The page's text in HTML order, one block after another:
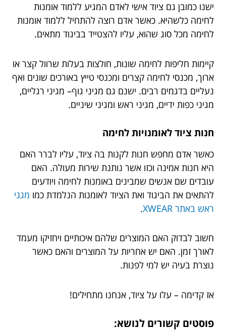
ישנו כמובן גם ציוד אישי לאדם המגיע ללמוד אומנות
לחימה כלשהיא. כאשר אדם רוצה להתחיל ללמוד אומנות
לחימה מכל סוג שהוא, עליו להצטייד בביגוד מתאים.
קיימות חליפות לחימה שונות, חולצות בעלות שרוול קצר או
ארוך, מכנסי לחימה קצרים ומכנסי טייץ באורכים שונים ואף
נעליים בדגמים רבים. ישנם גם מגיני גוף– מגיני רגליים,
מגיני כפות ידיים, מגיני ראש ומגיני שיניים.
חנות ציוד לאומנויות לחימה
כאשר אדם מחפש חנות לקנות בה ציוד, עליו לברר האם
היא חנות אמינה וכזו אשר נותנת שירות מעולה. האם
עובדים שם אנשים שמבינים באומנות לחימה ויודעים
להתאים את הביגוד ואת הציוד לאומנות הנלמדת כמו מגני
ראש באתר XWEAR
.
חשוב לבדוק האם המוצרים שלהם איכותיים ויחזיקו מעמד
לאורך זמן. האם יש אחריות על המוצרים והאם כאשר
נוצרת בעיה יש למי לפנות.
אז קדימה – עלו על ציוד, אנחנו מתחילים!
פוסטים קשורים לנושא: